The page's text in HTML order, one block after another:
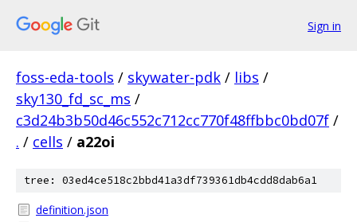
Sign in
foss-eda-tools / skywater-pdk / libs /
sky130_fd_sc_ms /
c3d24b3b50d46c552c712cc770f48ffbbc0bd07f /
. / cells / a22oi
tree: 03ed4ce518c2bbd41a3df739361db4cdd8dab6a1
definition.json